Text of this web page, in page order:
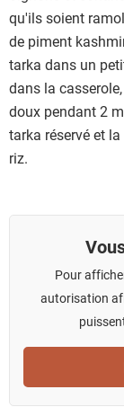
qu'ils soient
de piment
tarka dans un
dans la
doux pendant 2
tarka réservé et
riz.
Pour
autorisation